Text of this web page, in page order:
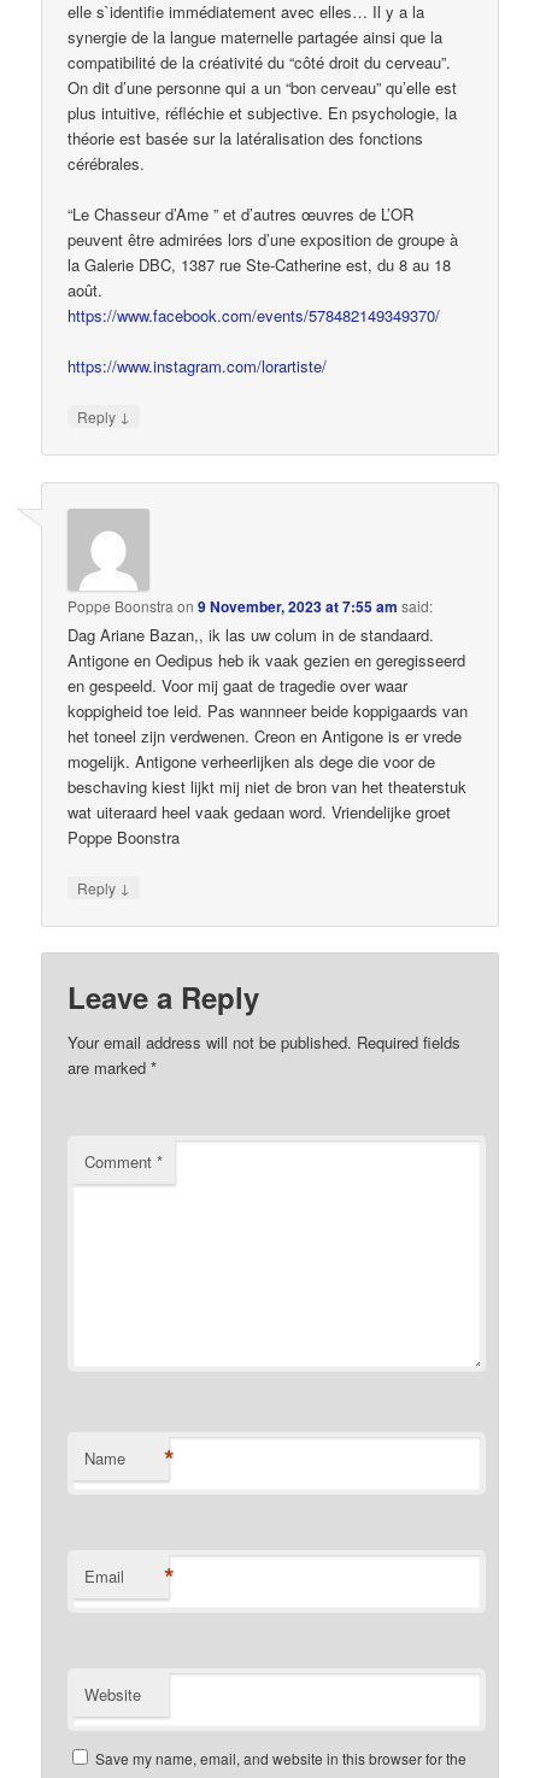
elle s`identifie immédiatement avec elles… Il y a la
synergie de la langue maternelle partagée ainsi que la
compatibilité de la créativité du “côté droit du cerveau”.
On dit d’une personne qui a un “bon cerveau” qu’elle est
plus intuitive, réfléchie et subjective. En psychologie, la
théorie est basée sur la latéralisation des fonctions
cérébrales.
“Le Chasseur d’Ame ” et d’autres œuvres de L’OR
peuvent être admirées lors d’une exposition de groupe à
la Galerie DBC, 1387 rue Ste-Catherine est, du 8 au 18
août.
https://www.facebook.com/events/578482149349370/
https://www.instagram.com/lorartiste/
Reply ↓
Poppe Boonstra on9 November, 2023 at 7:55 am said:
Dag Ariane Bazan,, ik las uw colum in de standaard.
Antigone en Oedipus heb ik vaak gezien en geregisseerd
en gespeeld. Voor mij gaat de tragedie over waar
koppigheid toe leid. Pas wannneer beide koppigaards van
het toneel zijn verdwenen. Creon en Antigone is er vrede
mogelijk. Antigone verheerlijken als dege die voor de
beschaving kiest lijkt mij niet de bron van het theaterstuk
wat uiteraard heel vaak gedaan word. Vriendelijke groet
Poppe Boonstra
Reply ↓
Leave a Reply
Your email address will not be published. Required fields
are marked*
Comment*
Name *
Email *
Website
Save my name, email, and website in this browser for the